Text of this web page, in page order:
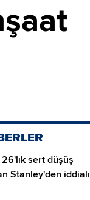
sert düşüş
Stanley'den iddialı